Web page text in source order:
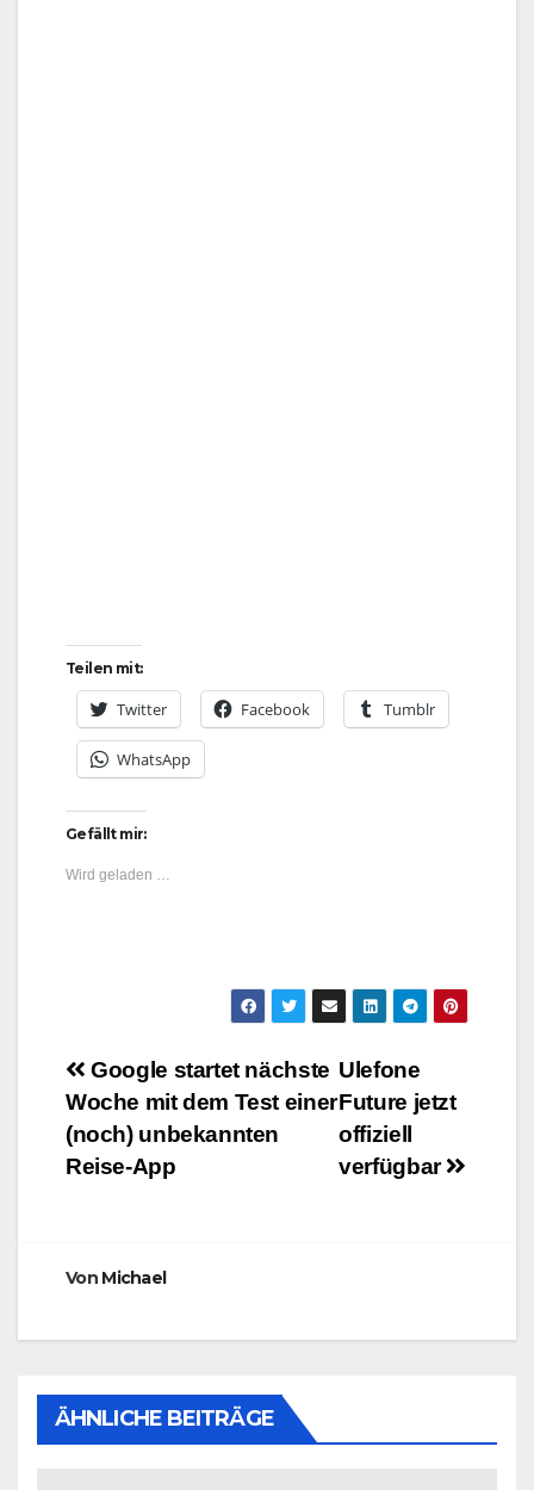
Teilen mit:
Twitter Facebook Tumblr
WhatsApp
Gefällt mir:
Wird geladen …
Beitragsnavigation
Ulefone
Future jetzt
offiziell
verfügbar
Google startet nächste
Woche mit dem Test einer
(noch) unbekannten
Reise-App
Von Michael
ÄHNLICHE BEITRÄGE